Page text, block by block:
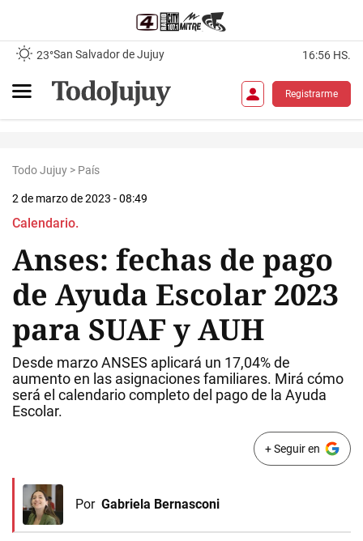
23°San Salvador de Jujuy 16:56 HS.
Registrarme
Todo Jujuy > País
2 de marzo de 2023 - 08:49
Calendario.
Anses: fechas de pago
de Ayuda Escolar 2023
para SUAF y AUH
Desde marzo ANSES aplicará un 17,04% de
aumento en las asignaciones familiares. Mirá cómo
será el calendario completo del pago de la Ayuda
Escolar.
+ Seguir en
Por Gabriela Bernasconi